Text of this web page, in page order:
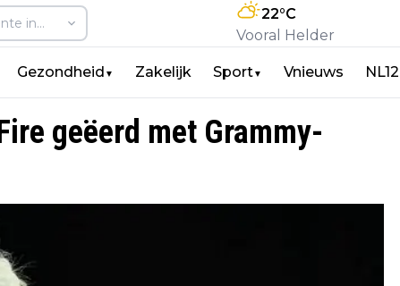
22°C
Vooral Helder
Gezondheid ▼ Zakelijk Sport▼ Vnieuws NL12
geëerd met Grammy-